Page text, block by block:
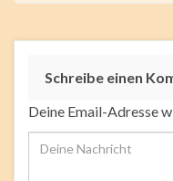
Schreibe einen
Deine Email-Adresse